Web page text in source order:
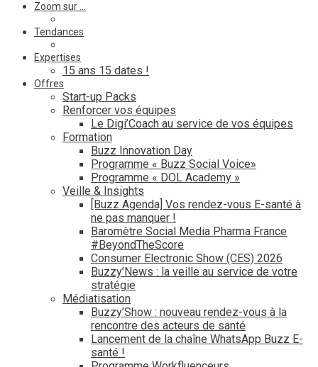
Zoom sur …
Tendances
Expertises
15 ans 15 dates !
Offres
Start-up Packs
Renforcer vos équipes
Le Digi’Coach au service de vos équipes
Formation
Buzz Innovation Day
Programme « Buzz Social Voice»
Programme « DOL Academy »
Veille & Insights
[Buzz Agenda] Vos rendez-vous E-santé à
ne pas manquer !
Baromètre Social Media Pharma France
#BeyondTheScore
Consumer Electronic Show (CES) 2026
Buzzy’News : la veille au service de votre
stratégie
Médiatisation
Buzzy’Show : nouveau rendez-vous à la
rencontre des acteurs de santé
Lancement de la chaîne WhatsApp Buzz E-
santé !